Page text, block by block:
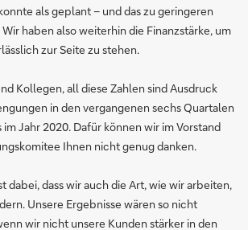
als geplant – und das zu geringeren
haben also weiterhin die Finanzstärke, um
zur Seite zu stehen.
Kollegen, all diese Zahlen sind Ausdruck
in den vergangenen sechs Quartalen
Jahr 2020. Dafür können wir im Vorstand
Ihnen nicht genug danken.
dabei, dass wir auch die Art, wie wir arbeiten,
Unsere Ergebnisse wären so nicht
wir nicht unsere Kunden stärker in den